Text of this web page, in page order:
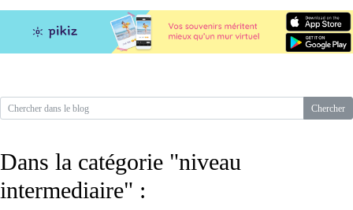
Dans la catégorie "niveau
intermediaire" :